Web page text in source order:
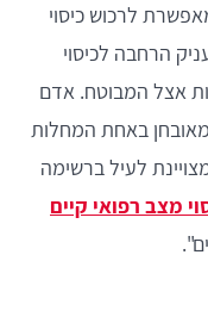
לרכוש כיסוי
הרחבה לכיסוי
אצל המבוטח. אדם
באחת המחלות
לעיל ברשימה
מצב רפואי קיים